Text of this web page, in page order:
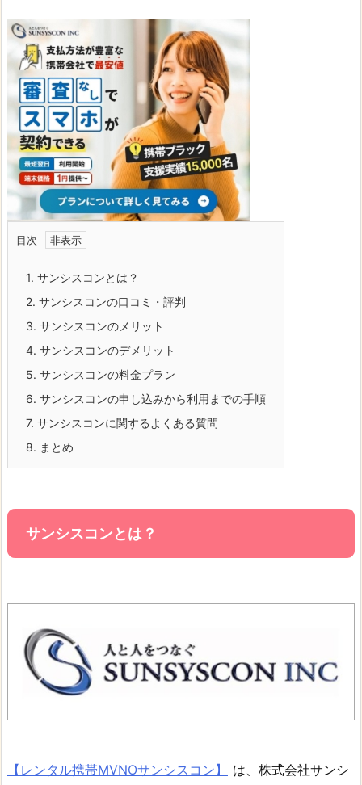
目次
1. サンシスコンとは？
2. サンシスコンの口コミ・評判
3. サンシスコンのメリット
4. サンシスコンのデメリット
5. サンシスコンの料金プラン
6. サンシスコンの申し込みから利用までの手順
7. サンシスコンに関するよくある質問
8. まとめ
サンシスコンとは？
【レンタル携帯MVNOサンシスコン】
は、株式会社サンシ